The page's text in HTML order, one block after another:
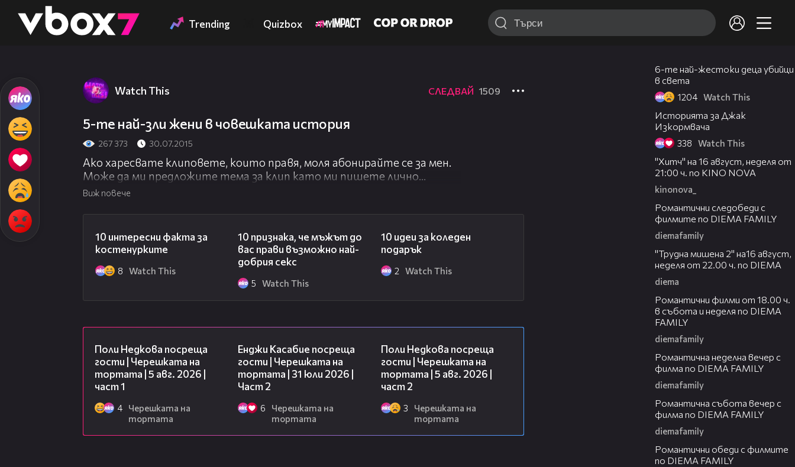
👾 Trending Quizbox
Watch This СЛЕДВАЙ 1509
5-те най-зли жени в човешката история
267 373 30.07.2015
Ако харесвате клиповете, които правя, моля абонирайте се за мен.
Може да ми предложите тема за клип като ми пишете лично
съобщение.
Виж повече
10 интересни факта за
костенурките
8 Watch This
10 признака, че мъжът до
вас прави възможно най-
добрия секс
5 Watch This
10 идеи за коледен
подарък
2 Watch This
Поли Недкова посреща
гости | Черешката на
тортата | 5 авг. 2026 |
част 1
4
Черешката на
тортата
Енджи Касабие посреща
гости | Черешката на
тортата | 31 юли 2026 |
Част 2
6
Черешката на
тортата
Поли Недкова посреща
гости | Черешката на
тортата | 5 авг. 2026 |
част 2
3
Черешката на
тортата
6-те най-жестоки деца убийци
в света
1204 Watch This
Историята за Джак
Изкормвача
338 Watch This
"Хитч" на 16 август, неделя от
21:00 ч. по KINO NOVA
kinonova_
Романтични следобеди с
филмите по DIEMA FAMILY
diemafamily
"Трудна мишена 2" на16 август,
неделя от 22.00 ч. по DIEMA
diema
Романтични филми от 18.00 ч.
в събота и неделя по DIEMA
FAMILY
diemafamily
Романтичнa неделна вечер с
филма по DIEMA FAMILY
diemafamily
Романтичнa събота вечер с
филма по DIEMA FAMILY
diemafamily
Романтични обеди с филмите
по DIEMA FAMILY